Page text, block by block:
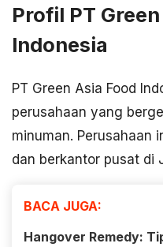
Profil PT
Indonesia
PT Green Asia Food
perusahaan yang
minuman. Perusahaan
dan berkantor pusat di
BACA JUGA:
Hangover Remedy: